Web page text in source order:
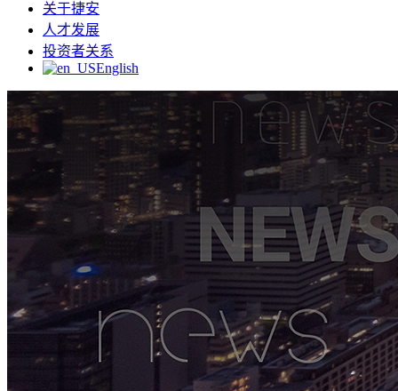
关于捷安
人才发展
投资者关系
English